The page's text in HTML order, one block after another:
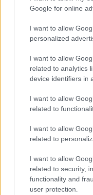
Google for online
I want to allow
personalized
I want to allow
related to analytics
device identifiers in
I want to allow
related to
I want to allow
related to
I want to allow
related to security,
functionality and
user protection.
(Norvégia)
első számú piacterének a
kültéri eszközök
emelje horgászkalandjait.
TOVÁBB OLVASOM
hobbi,horgászat